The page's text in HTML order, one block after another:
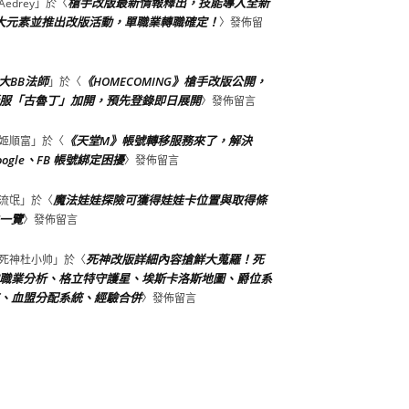
」於〈
元素並推出改版活動，單職業轉職確定！〉發佈留
BB法師」於〈 《HOMECOMING》槍手改版公開，
「古魯丁」加開，預先登錄即日展開〉發佈留言
順富 」於〈 《天堂M》帳號轉移服務來了，解決
、FB 帳號綁定困擾〉發佈留言
氓」於〈魔法娃娃探險可獲得娃娃卡位置與取得條
覽〉發佈留言
神杜小帅 」於〈死神改版詳細內容搶鮮大蒐羅！死
業分析、格立特守護星、埃斯卡洛斯地圖、爵位系
血盟分配系統、經驗合併〉發佈留言